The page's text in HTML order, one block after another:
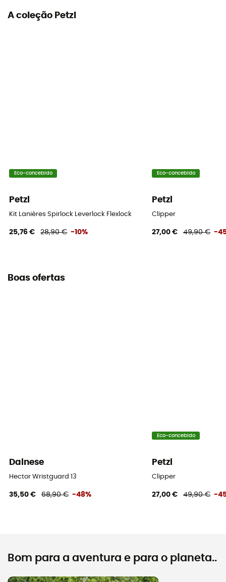
A coleção Petzl
Eco-concebido
Petzl
Kit Lanières Spirlock Leverlock Flexlock
25,76 € 28,90 € -10%
Eco-concebido
Petzl
Clipper
27,00 € 49,90 € -
Boas ofertas
Dainese
Hector Wristguard 13
35,50 € 68,90 € -48%
Eco-concebido
Petzl
Clipper
27,00 € 49,90 € -
Bom para a aventura e para o planeta..